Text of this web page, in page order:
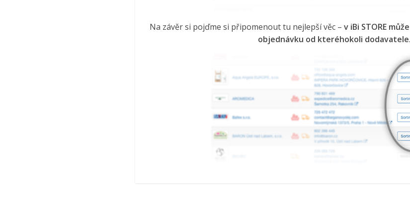
Na závěr si pojďme si připomenout tu nejlepší věc – v iBi STORE
objednávku od kteréhokoli dodavatele.